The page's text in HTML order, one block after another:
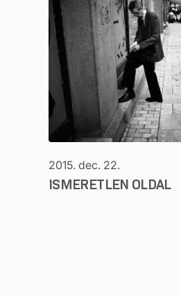
2015. dec. 22.
ISMERETLEN OLDAL